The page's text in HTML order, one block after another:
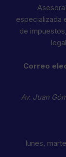
especializada
de
Correo
Av. Juan
lunes,